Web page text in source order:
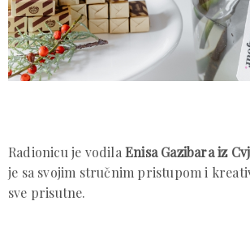
Radionicu je vodila Enisa Gazibara iz
je sa svojim stručnim pristupom i
sve prisutne.